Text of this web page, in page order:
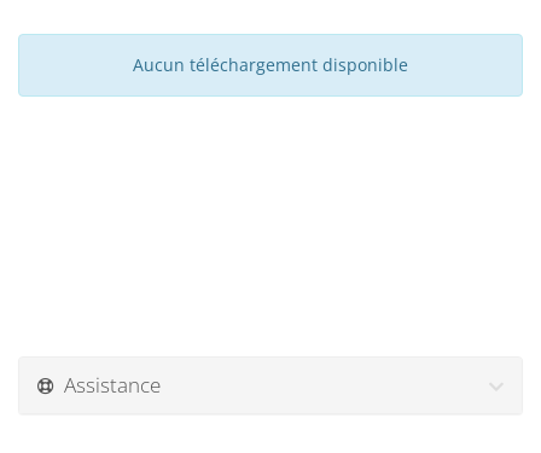
Aucun téléchargement disponible
Assistance